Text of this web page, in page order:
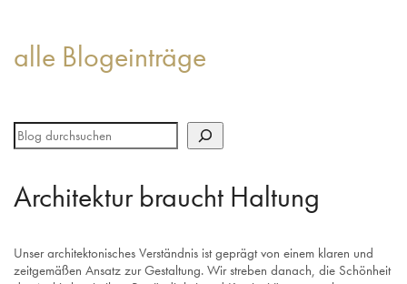
Architektur braucht Haltung
zeitgemäßen Ansatz zur Gestaltung. Wir streben danach, die Schönheit
der Architektur in ihrer Beständigkeit und Kontinuität zu verankern.
Architektinnen und Architekten.